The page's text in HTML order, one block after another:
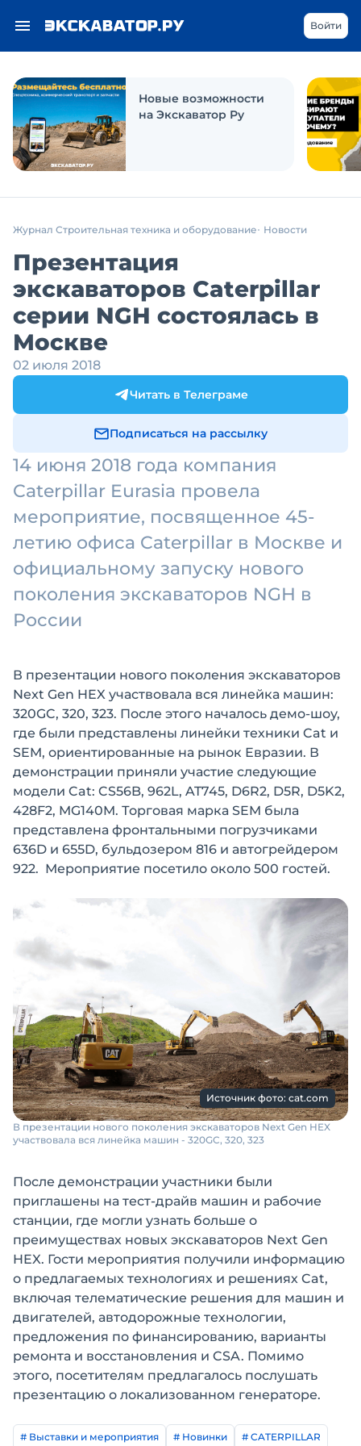
Войти
Новые возможности
на Экскаватор Ру
Журнал Строительная техника и оборудование Новости
Презентация
экскаваторов Caterpillar
серии NGH состоялась в
Москве
02 июля 2018
Читать в Телеграме
Подписаться на рассылку
14 июня 2018 года компания
Caterpillar Eurasia провела
мероприятие, посвященное 45-
летию офиса Caterpillar в Москве и
официальному запуску нового
поколения экскаваторов NGH в
России
В презентации нового поколения экскаваторов
Next Gen HEX участвовала вся линейка машин:
320GC, 320, 323. После этого началось демо-шоу,
где были представлены линейки техники Cat и
SEM, ориентированные на рынок Евразии. В
демонстрации приняли участие следующие
модели Cat: CS56B, 962L, AT745, D6R2, D5R, D5K2,
428F2, MG140M. Торговая марка SEM была
представлена фронтальными погрузчиками
636D и 655D, бульдозером 816 и автогрейдером
922. Мероприятие посетило около 500 гостей.
Источник фото: cat.com
В презентации нового поколения экскаваторов Next Gen HEX
участвовала вся линейка машин - 320GC, 320, 323
После демонстрации участники были
приглашены на тест-драйв машин и рабочие
станции, где могли узнать больше о
преимуществах новых экскаваторов Next Gen
HEX. Гости мероприятия получили информацию
о предлагаемых технологиях и решениях Cat,
включая телематические решения для машин и
двигателей, автодорожные технологии,
предложения по финансированию, варианты
ремонта и восстановления и CSA. Помимо
этого, посетителям предлагалось послушать
презентацию о локализованном генераторе.
# Выставки и мероприятия # Новинки # CATERPILLAR